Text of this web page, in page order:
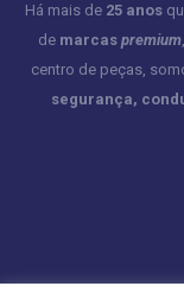
Há mais de 25 anos
de marcas premium
centro de peças,
segurança,